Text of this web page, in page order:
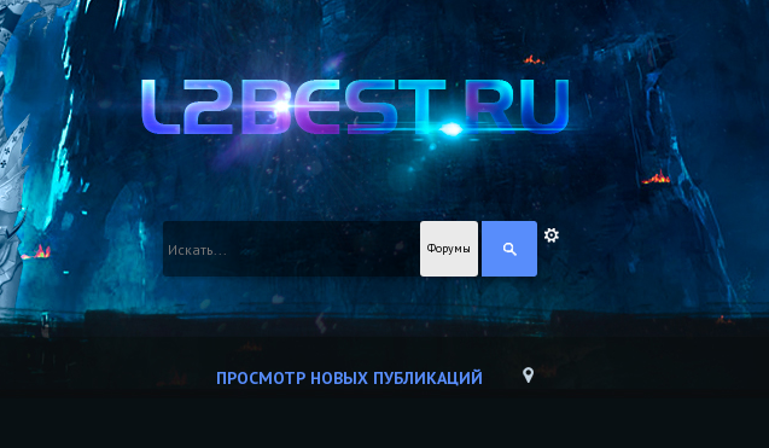
Форумы
ПРОСМОТР НОВЫХ ПУБЛИКАЦИЙ